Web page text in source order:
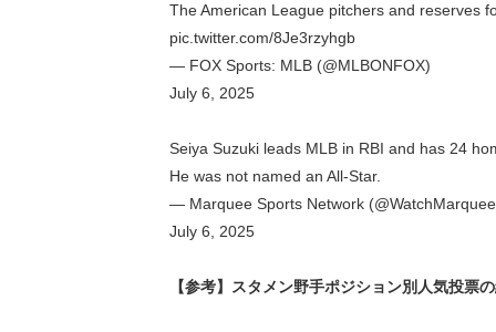
The American League pitchers and reserves
pic.twitter.com/8Je3rzyhgb
— FOX Sports: MLB (@MLBONFOX)
July 6, 2025
Seiya Suzuki leads MLB in RBI and has 24
He was not named an All-Star.
— Marquee Sports Network
July 6, 2025
【参考】スタメン野手ポジション別人気投票